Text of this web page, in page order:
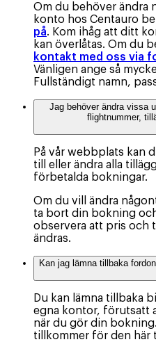
Om du behöver ändra
konto hos Centauro
på. Kom ihåg att ditt
kan överlåtas. Om du
kontakt med oss via
Vänligen ange så
Fullständigt namn,
Jag behöver ändra vissa
flightnummer,
På vår webbplats kan
till eller ändra alla
förbetalda bokningar.
Om du vill ändra
ta bort din bokning
observera att pris och
ändras.
Kan jag lämna tillbaka
Du kan lämna tillbaka
egna kontor, förutsatt
när du gör din
tillkommer för den här